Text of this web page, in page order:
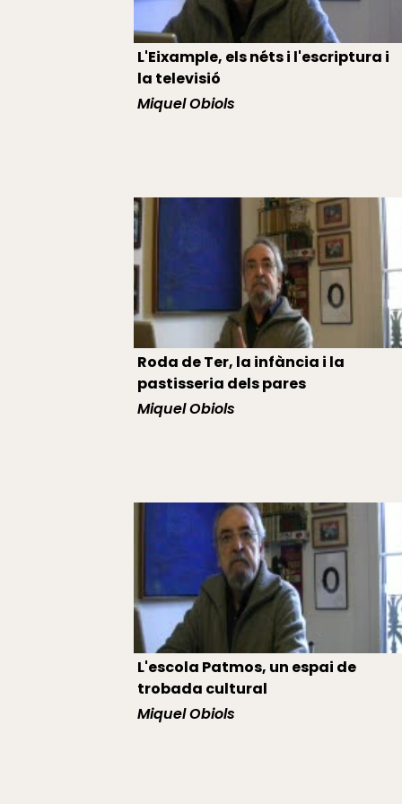
L'Eixample, els néts i l'escriptura i
la televisió
Miquel Obiols
Roda de Ter, la infància i la
pastisseria dels pares
Miquel Obiols
L'escola Patmos, un espai de
trobada cultural
Miquel Obiols